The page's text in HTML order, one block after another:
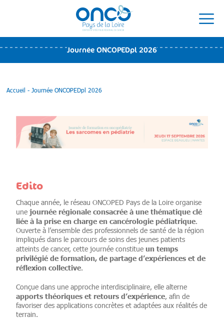
Journée ONCOPEDpl 2026
Accueil - Journée ONCOPEDpl 2026
Edito
Chaque année, le réseau ONCOPED Pays de la Loire organise
une journée régionale consacrée à une thématique clé
liée à la prise en charge en cancérologie pédiatrique.
Ouverte à l’ensemble des professionnels de santé de la région
impliqués dans le parcours de soins des jeunes patients
atteints de cancer, cette journée constitue un temps
privilégié de formation, de partage d’expériences et de
réflexion collective.
Conçue dans une approche interdisciplinaire, elle alterne
apports théoriques et retours d’expérience, afin de
favoriser des applications concrètes et adaptées aux réalités de
terrain.